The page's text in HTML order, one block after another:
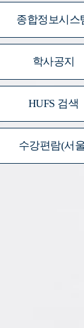
종합정보시스
학사공지
HUFS 검색
수강편람(서